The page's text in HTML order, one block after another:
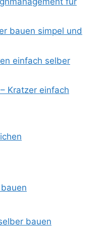
bauen simpel und
einfach selber
Kratzer einfach
bauen